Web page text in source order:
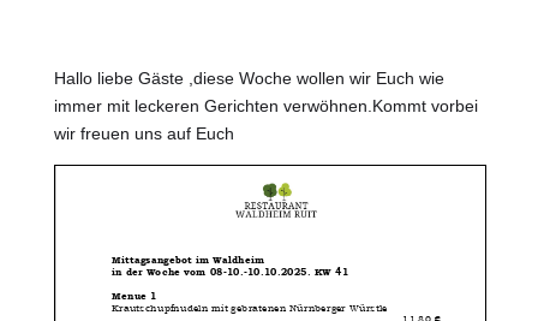
Hallo liebe Gäste ,diese Woche wollen wir Euch wie
immer mit leckeren Gerichten verwöhnen.Kommt vorbei
wir freuen uns auf Euch